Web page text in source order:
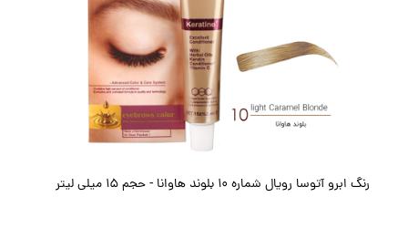
رنگ ابرو آتوسا رویال شماره 10 بلوند هاوانا - حجم 15 میلی لیتر